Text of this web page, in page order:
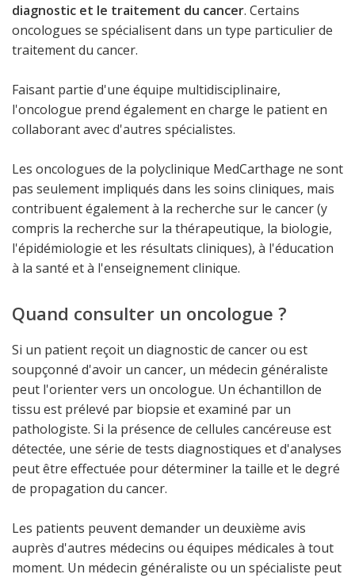
diagnostic et le traitement du cancer. Certains
oncologues se spécialisent dans un type particulier de
traitement du cancer.
Faisant partie d'une équipe multidisciplinaire,
l'oncologue prend également en charge le patient en
collaborant avec d'autres spécialistes.
Les oncologues de la polyclinique MedCarthage ne sont
pas seulement impliqués dans les soins cliniques, mais
contribuent également à la recherche sur le cancer (y
compris la recherche sur la thérapeutique, la biologie,
l'épidémiologie et les résultats cliniques), à l'éducation
à la santé et à l'enseignement clinique.
Quand consulter un oncologue ?
Si un patient reçoit un diagnostic de cancer ou est
soupçonné d'avoir un cancer, un médecin généraliste
peut l'orienter vers un oncologue. Un échantillon de
tissu est prélevé par biopsie et examiné par un
pathologiste. Si la présence de cellules cancéreuse est
détectée, une série de tests diagnostiques et d'analyses
peut être effectuée pour déterminer la taille et le degré
de propagation du cancer.
Les patients peuvent demander un deuxième avis
auprès d'autres médecins ou équipes médicales à tout
moment. Un médecin généraliste ou un spécialiste peut